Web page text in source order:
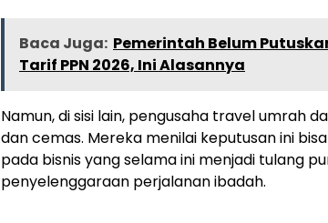
Baca Juga: Pemerintah Belum
Tarif PPN 2026, Ini Alasannya
Namun, di sisi lain, pengusaha travel umrah
dan cemas. Mereka menilai keputusan ini
pada bisnis yang selama ini menjadi tulang
penyelenggaraan perjalanan ibadah.